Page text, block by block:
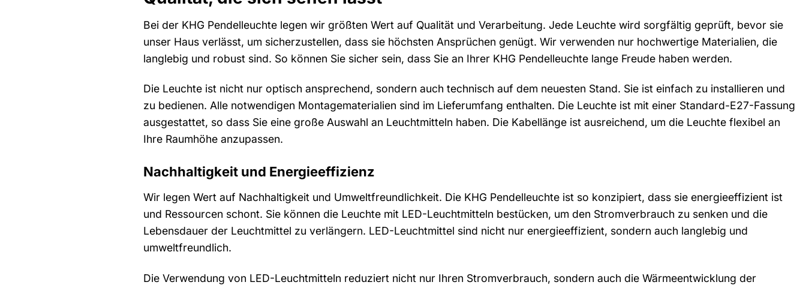
Bei der KHG Pendelleuchte legen wir größten Wert auf Qualität und Verarbeitung. Jede Leuchte wird sorgfältig geprüft, bevor sie
unser Haus verlässt, um sicherzustellen, dass sie höchsten Ansprüchen genügt. Wir verwenden nur hochwertige Materialien, die
langlebig und robust sind. So können Sie sicher sein, dass Sie an Ihrer KHG Pendelleuchte lange Freude haben werden.
Die Leuchte ist nicht nur optisch ansprechend, sondern auch technisch auf dem neuesten Stand. Sie ist einfach zu installieren und
zu bedienen. Alle notwendigen Montagematerialien sind im Lieferumfang enthalten. Die Leuchte ist mit einer Standard-E27-Fassung
ausgestattet, so dass Sie eine große Auswahl an Leuchtmitteln haben. Die Kabellänge ist ausreichend, um die Leuchte flexibel an
Ihre Raumhöhe anzupassen.
Nachhaltigkeit und Energieeffizienz
Wir legen Wert auf Nachhaltigkeit und Umweltfreundlichkeit. Die KHG Pendelleuchte ist so konzipiert, dass sie energieeffizient ist
und Ressourcen schont. Sie können die Leuchte mit LED-Leuchtmitteln bestücken, um den Stromverbrauch zu senken und die
Lebensdauer der Leuchtmittel zu verlängern. LED-Leuchtmittel sind nicht nur energieeffizient, sondern auch langlebig und
umweltfreundlich.
Die Verwendung von LED-Leuchtmitteln reduziert nicht nur Ihren Stromverbrauch, sondern auch die Wärmeentwicklung der